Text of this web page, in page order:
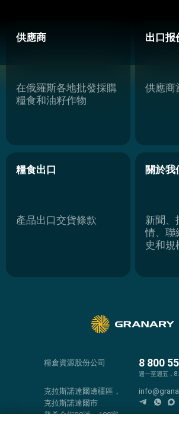
糧倉資源股份公司
克拉斯諾達爾邊疆區，
克拉斯諾達爾市
普希金街38號，100室
8 800
週一至週五，